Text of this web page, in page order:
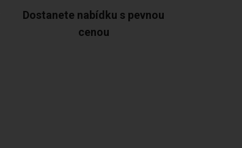
Dostanete nabídku s pevnou
cenou